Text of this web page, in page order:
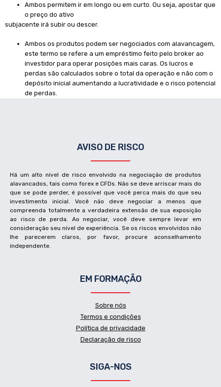
Ambos permitem ir em longo ou em curto. Ou seja, apostar que
o preço do ativo
subjacente irá subir ou descer.
Ambos os produtos podem ser negociados com alavancagem,
este termo se refere a um empréstimo feito pelo broker ao
investidor para operar posições mais caras. Os lucros e
perdas são calculados sobre o total da operação e não com o
depósito inicial aumentando a lucratividade e o risco potencial
de perdas.
AVISO DE RISCO
Há um alto nível de risco envolvido na negociação de produtos
alavancados, tais como forex e CFDs. Não se deve arriscar mais do
que se pode perder, é possível que você perca mais do que seu
investimento inicial. Você não deve negociar a menos que
compreenda totalmente a verdadeira extensão de sua exposição
ao risco de perda. Ao negociar, você deve sempre levar em
consideração seu nível de experiência. Se os riscos envolvidos não
lhe parecerem claros, por favor, procure aconselhamento
independente.
EM FORMAÇÃO
Sobre nós
Termos e condições
Política de privacidade
Declaração de risco
SIGA-NOS